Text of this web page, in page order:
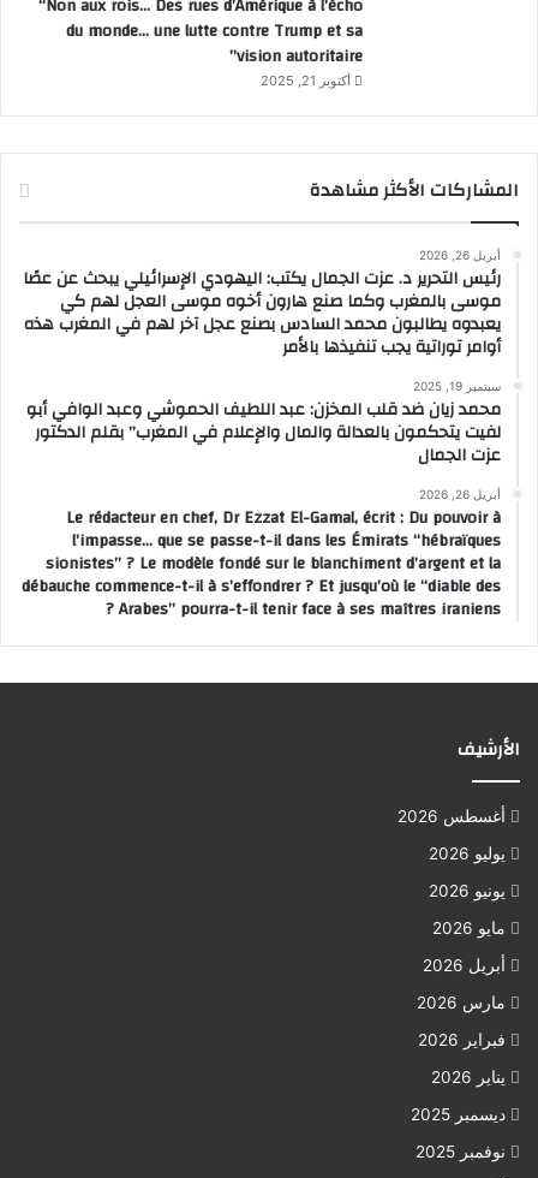
du monde… une lutte contre Trump et sa
vision autoritaire”
أكتوبر 21, 2025
المشاركات الأكثر مشاهدة
أبريل 26, 2026
رئيس التحرير د. عزت الجمال يكتب: اليهودي الإسرائيلي يبحث عن عصًا
موسى بالمغرب وكما صنع هارون أخوه موسى العجل لهم كي
يعبدوه يطالبون محمد السادس بصنع عجل آخر لهم في المغرب هذه
أوامر توراتية يجب تنفيذها بالأمر
سبتمبر 19, 2025
محمد زيان ضد قلب المخزن: عبد اللطيف الحموشي وعبد الوافي أبو
لفيت يتحكمون بالعدالة والمال والإعلام في المغرب” بقلم الدكتور
عزت الجمال
أبريل 26, 2026
Le rédacteur en chef, Dr Ezzat El-Gamal, écrit : Du pouvoir à
l’impasse… que se passe-t-il dans les Émirats “hébraïques
sionistes” ? Le modèle fondé sur le blanchiment d’argent et la
débauche commence-t-il à s’effondrer ? Et jusqu’où le “diable des
Arabes” pourra-t-il tenir face à ses maîtres iraniens ?
الأرشيف
أغسطس 2026
يوليو 2026
يونيو 2026
مايو 2026
أبريل 2026
مارس 2026
فبراير 2026
يناير 2026
ديسمبر 2025
نوفمبر 2025